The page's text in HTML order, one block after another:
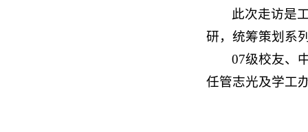
此次走访是
研，统筹策划系
07级校友、
任管志光及学工